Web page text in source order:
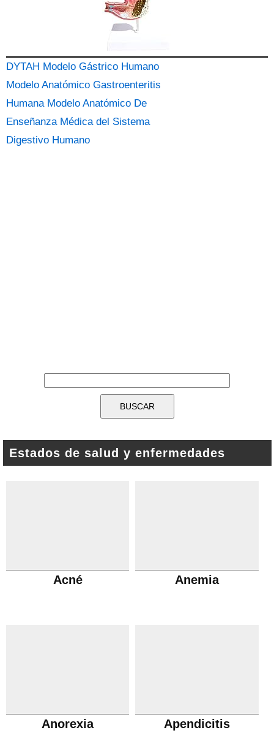
DYTAH Modelo Gástrico Humano
Modelo Anatómico Gastroenteritis
Humana Modelo Anatómico De
Enseñanza Médica del Sistema
Digestivo Humano
Estados de salud y enfermedades
Acné Anemia
Anorexia Apendicitis